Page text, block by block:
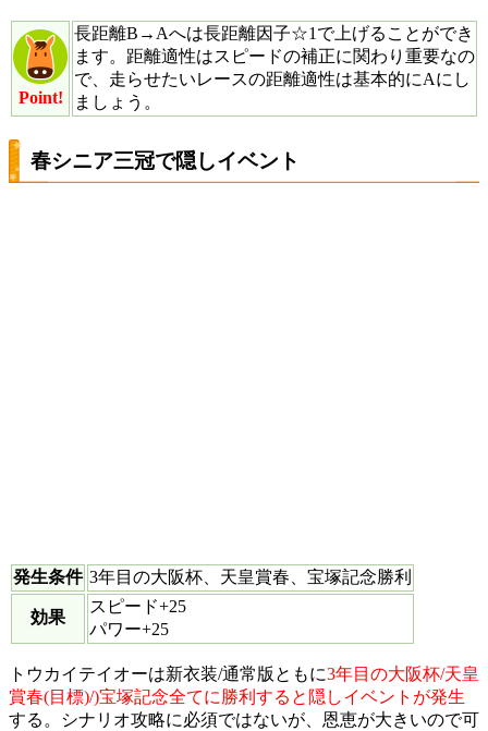
Point!
長距離B→Aへは長距離因子☆1で上げることができ
ます。距離適性はスピードの補正に関わり重要なの
で、走らせたいレースの距離適性は基本的にAにし
ましょう。
春シニア三冠で隠しイベント
発生条件 3年目の大阪杯、天皇賞春、宝塚記念勝利
効果
スピード+25
パワー+25
トウカイテイオーは新衣装/通常版ともに3年目の大阪杯/天皇
賞春(目標)/)宝塚記念全てに勝利すると隠しイベントが発生
する。シナリオ攻略に必須ではないが、恩恵が大きいので可